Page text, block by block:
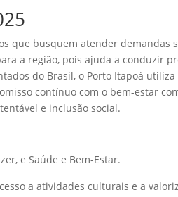
que busquem atender demandas
a região, pois ajuda a conduzir
do Brasil, o Porto Itapoá
contínuo com o bem-estar
e inclusão social.
e Saúde e Bem-Estar.
a atividades culturais e a